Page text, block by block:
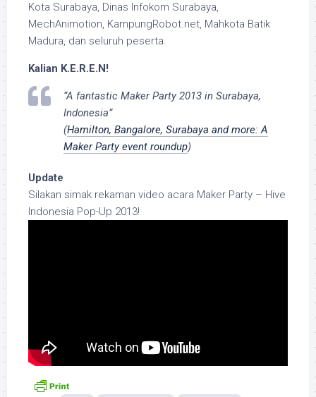
Kota Surabaya, Dinas Infokom Surabaya,
MechAnimotion, KampungRobot.net, Mahkota Batik
Madura, dan seluruh peserta.
Kalian K.E.R.E.N!
“A fantastic Maker Party 2013 in Surabaya,
Indonesia”
(Hamilton, Bangalore, Surabaya and more: A
Maker Party event roundup)
Update
Silakan simak rekaman video acara Maker Party – Hive
Indonesia Pop-Up 2013!